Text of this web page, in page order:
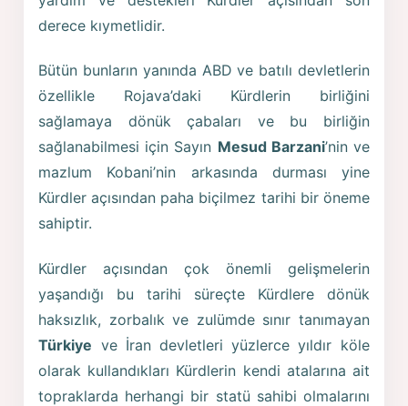
derece kıymetlidir.
Bütün bunların yanında ABD ve batılı devletlerin
özellikle Rojava’daki Kürdlerin birliğini
sağlamaya dönük çabaları ve bu birliğin
sağlanabilmesi için Sayın Mesud Barzani’nin ve
mazlum Kobani’nin arkasında durması yine
Kürdler açısından paha biçilmez tarihi bir öneme
sahiptir.
Kürdler açısından çok önemli gelişmelerin
yaşandığı bu tarihi süreçte Kürdlere dönük
haksızlık, zorbalık ve zulümde sınır tanımayan
Türkiye ve İran devletleri yüzlerce yıldır köle
olarak kullandıkları Kürdlerin kendi atalarına ait
topraklarda herhangi bir statü sahibi olmalarını